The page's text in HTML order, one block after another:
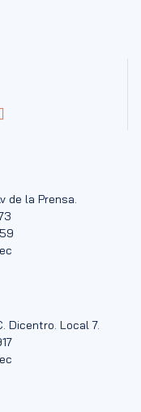
de la Prensa.
Dicentro. Local 7.